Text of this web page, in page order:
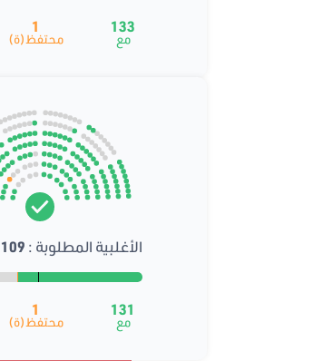
133
مع
1
محتفظ(ة)
الأغلبية المطلوبة : 109
131
مع
1
محتفظ(ة)